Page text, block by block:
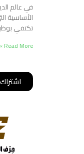
في عالم
الأساسية
تكتفي
Read More »
اشتراك